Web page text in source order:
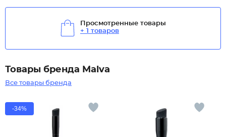
Просмотренные товары
+ 1 товаров
Товары бренда Malva
Все товары бренда
-34%